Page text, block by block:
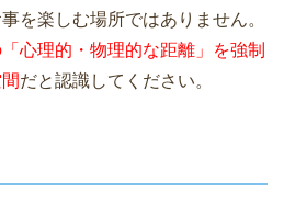
を楽しむ場所ではありません。
心理的・物理的な距離」を強制
だと認識してください。